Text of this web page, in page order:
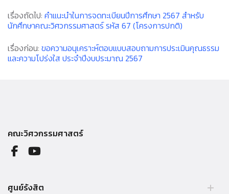
เรื่องถัดไป: คำแนะนำในการจดทะเบียนปีการศึกษา 2567 สำหรับ
นักศึกษาคณะวิศวกรรมศาสตร์ รหัส 67 (โครงการปกติ)
เรื่องก่อน: ขอความอนุเคราะห์ตอบแบบสอบถามการประเมินคุณธรรม
และความโปร่งใส ประจำปีงบประมาณ 2567
คณะวิศวกรรมศาสตร์
ศูนย์รังสิต